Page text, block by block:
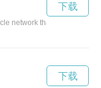
network that aims to
下载
下载